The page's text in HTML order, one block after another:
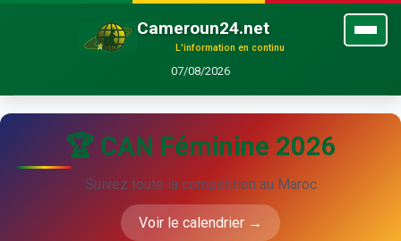
Cameroun24.net
L'information en continu
07/08/2026
🏆 CAN Féminine 2026
Suivez toute la compétition au Maroc
Voir le calendrier →